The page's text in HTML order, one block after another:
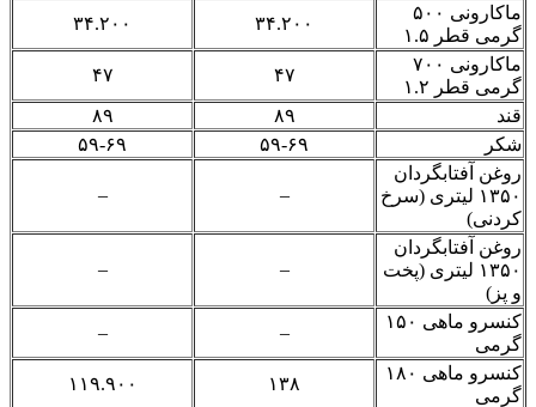
ماکارونی ۵۰۰
گرمی قطر ۱.۵
۳۴.۲۰۰
۳۴.۲۰۰
ماکارونی ۷۰۰
گرمی قطر ۱.۲
۴۷
۴۷
قند
۸۹
۸۹
شکر
۵۹-۶۹
۵۹-۶۹
روغن آفتابگردان
۱۳۵۰ لیتری (سرخ
کردنی)
–
–
روغن آفتابگردان
۱۳۵۰ لیتری (پخت
و پز)
–
–
کنسرو ماهی ۱۵۰
گرمی
–
–
کنسرو ماهی ۱۸۰
گرمی
۱۳۸
۱۱۹.۹۰۰